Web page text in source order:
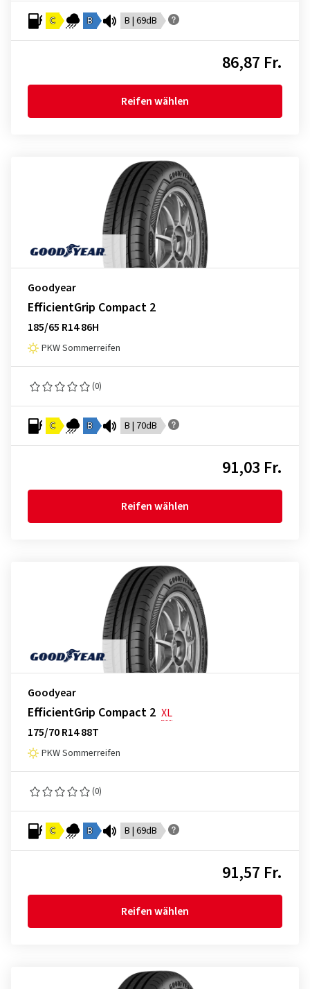
C B B | 69dB
86,87 Fr.
Reifen wählen
Goodyear
EfficientGrip Compact 2
185/65 R14 86H
PKW Sommerreifen
(0)
C B B | 70dB
91,03 Fr.
Reifen wählen
Goodyear
EfficientGrip Compact 2 XL
175/70 R14 88T
PKW Sommerreifen
(0)
C B B | 69dB
91,57 Fr.
Reifen wählen